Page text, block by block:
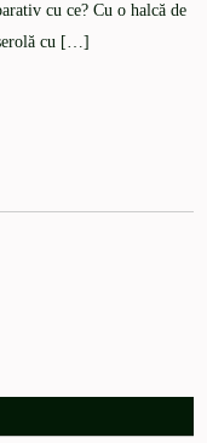
cu ce? Cu o halcă de
cu […]